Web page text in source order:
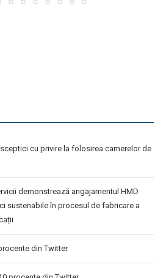
cu privire la folosirea camerelor de
demonstrează angajamentul HMD
sustenabile în procesul de fabricare a
din Twitter